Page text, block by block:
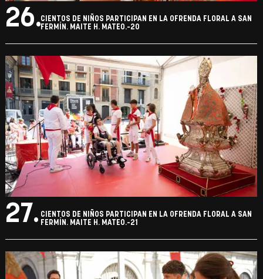
26.CIENTOS DE NIÑOS PARTICIPAN EN LA OFRENDA FLORAL A SAN
FERMÍN. MAITE H. MATEO.-20
27. CIENTOS DE NIÑOS PARTICIPAN EN LA OFRENDA FLORAL A SAN
FERMÍN. MAITE H. MATEO.-21